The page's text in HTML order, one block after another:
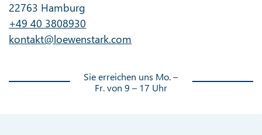
22763 Hamburg
+49 40 3808930
kontakt@loewenstark.com
Sie erreichen uns Mo. –
Fr. von 9 – 17 Uhr